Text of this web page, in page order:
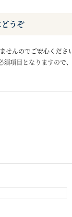
うぞ
せんのでご安心ください
須項目となりますので